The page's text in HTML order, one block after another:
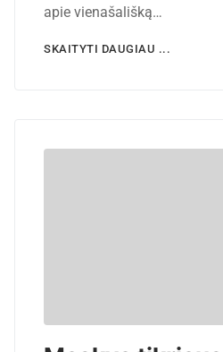
apie vienašališką…
SKAITYTI DAUGIAU ...